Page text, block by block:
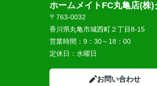
ホームメイトFC丸亀店(株
〒763-0032
香川県丸亀市城西町２丁目8-15
営業時間： 9：30～18：00
定休日： 水曜日
お問い合わせ